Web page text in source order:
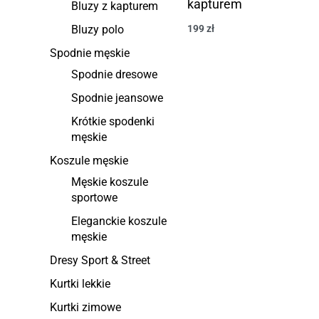
Bluzy z kapturem
Bluzy polo
Spodnie męskie
Spodnie dresowe
Spodnie jeansowe
Krótkie spodenki
męskie
Koszule męskie
Męskie koszule
sportowe
Eleganckie koszule
męskie
Dresy Sport & Street
Kurtki lekkie
Kurtki zimowe
kapturem
199zł